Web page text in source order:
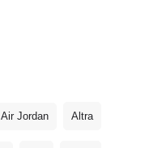
Air Jordan Altra